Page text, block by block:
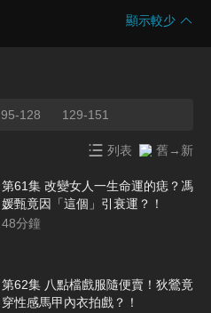
顯示較少
95-128 129-151
列表 舊→新
第61集 改變女人一生命運的痣？馮
媛甄竟因「這個」引衰運？！
48分鐘
第62集 八點檔戲服隨便賣！狄鶯竟
穿性感馬甲內衣拍戲？！